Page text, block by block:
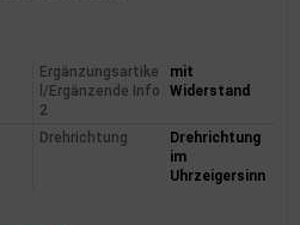
Ergänzungsartike
l/Ergänzende Info
2
mit
Widerstand
Drehrichtung
Drehrichtung
im
Uhrzeigersinn